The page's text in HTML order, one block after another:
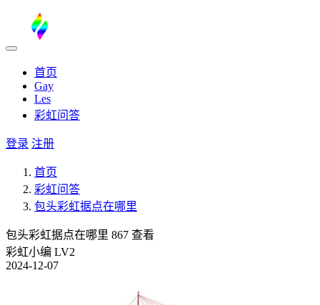
首页
Gay
Les
彩虹问答
登录 注册
首页
彩虹问答
包头彩虹据点在哪里
包头彩虹据点在哪里 867 查看
彩虹小编 LV2
2024-12-07